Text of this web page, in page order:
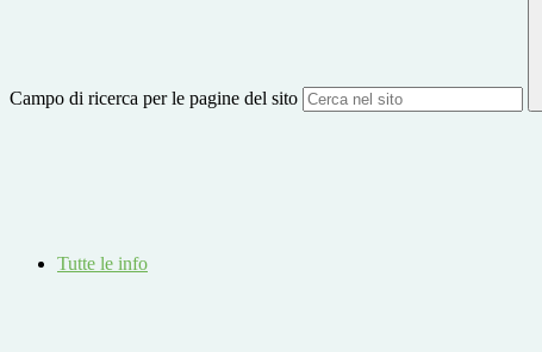
Campo di ricerca per le pagine del sito
Tutte le info